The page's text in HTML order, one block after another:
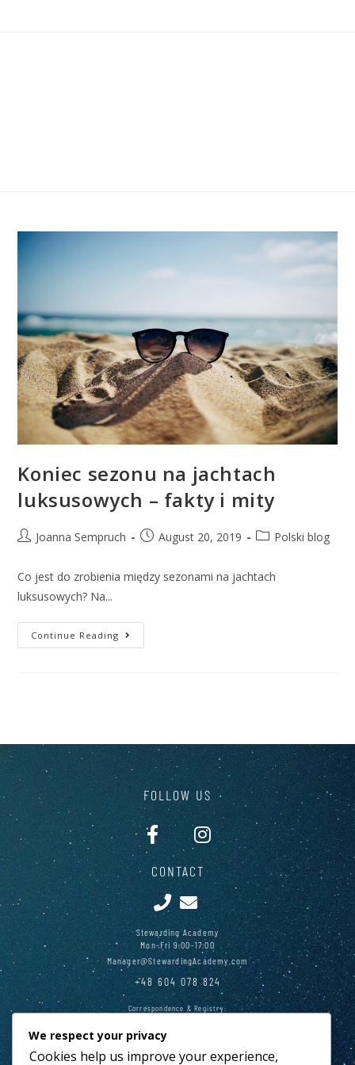
Koniec sezonu na jachtach
luksusowych – fakty i mity
Joanna Sempruch August 20, 2019 Polski blog
Co jest do zrobienia między sezonami na jachtach
luksusowych? Na...
Continue Reading
FOLLOW US
CONTACT
Stewarding Academy
Mon-Fri 9:00-17:00
Manager@StewardingAcademy.com
+48 604 078 824
Correspondence & Registry:
We respect your privacy
Cookies help us improve your experience,